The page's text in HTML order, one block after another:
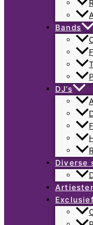
Bands
DJ’s
Diverse